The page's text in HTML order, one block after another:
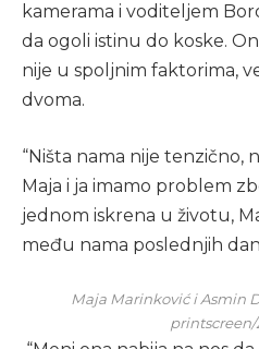
kamerama i voditeljem
da ogoli istinu do koske.
nije u spoljnim faktorima,
dvoma.
“Ništa nama nije tenzično,
Maja i ja imamo problem
jednom iskrena u životu,
među nama poslednjih
Maja Marinković i Asmin